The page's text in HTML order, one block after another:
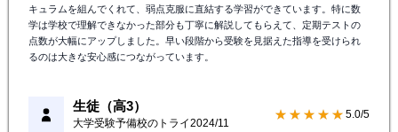
キュラムを組んでくれて、弱点克服に直結する学習ができています。特に数
学は学校で理解できなかった部分も丁寧に解説してもらえて、定期テストの
点数が大幅にアップしました。早い段階から受験を見据えた指導を受けられ
るのは大きな安心感につながっています。
生徒（高3）
大学受験予備校のトライ2024/11
★★★★★ 5.0/5